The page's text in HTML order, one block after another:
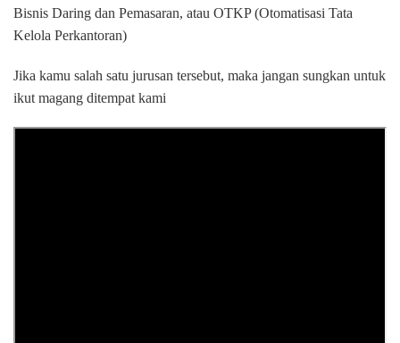
Bisnis Daring dan Pemasaran, atau OTKP (Otomatisasi Tata
Kelola Perkantoran)
Jika kamu salah satu jurusan tersebut, maka jangan sungkan untuk
ikut magang ditempat kami